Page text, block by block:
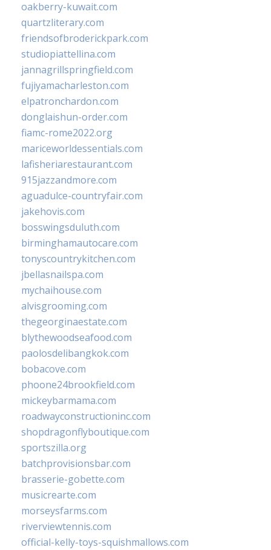
oakberry-kuwait.com
quartzliterary.com
friendsofbroderickpark.com
studiopiattellina.com
jannagrillspringfield.com
fujiyamacharleston.com
elpatronchardon.com
donglaishun-order.com
fiamc-rome2022.org
mariceworldessentials.com
lafisheriarestaurant.com
915jazzandmore.com
aguadulce-countryfair.com
jakehovis.com
bosswingsduluth.com
birminghamautocare.com
tonyscountrykitchen.com
jbellasnailspa.com
mychaihouse.com
alvisgrooming.com
thegeorginaestate.com
blythewoodseafood.com
paolosdelibangkok.com
bobacove.com
phoone24brookfield.com
mickeybarmama.com
roadwayconstructioninc.com
shopdragonflyboutique.com
sportszilla.org
batchprovisionsbar.com
brasserie-gobette.com
musicrearte.com
morseysfarms.com
riverviewtennis.com
official-kelly-toys-squishmallows.com